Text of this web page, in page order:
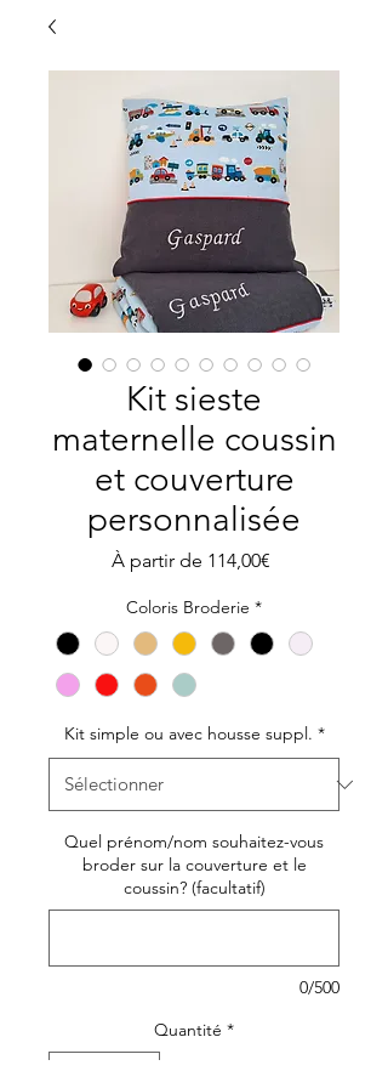
Kit sieste
maternelle coussin
et couverture
personnalisée
À partir de 114,00€
Coloris Broderie *
Kit simple ou avec housse suppl. *
Quel prénom/nom souhaitez-vous
broder sur la couverture et le
coussin? (facultatif)
0/500
Quantité *